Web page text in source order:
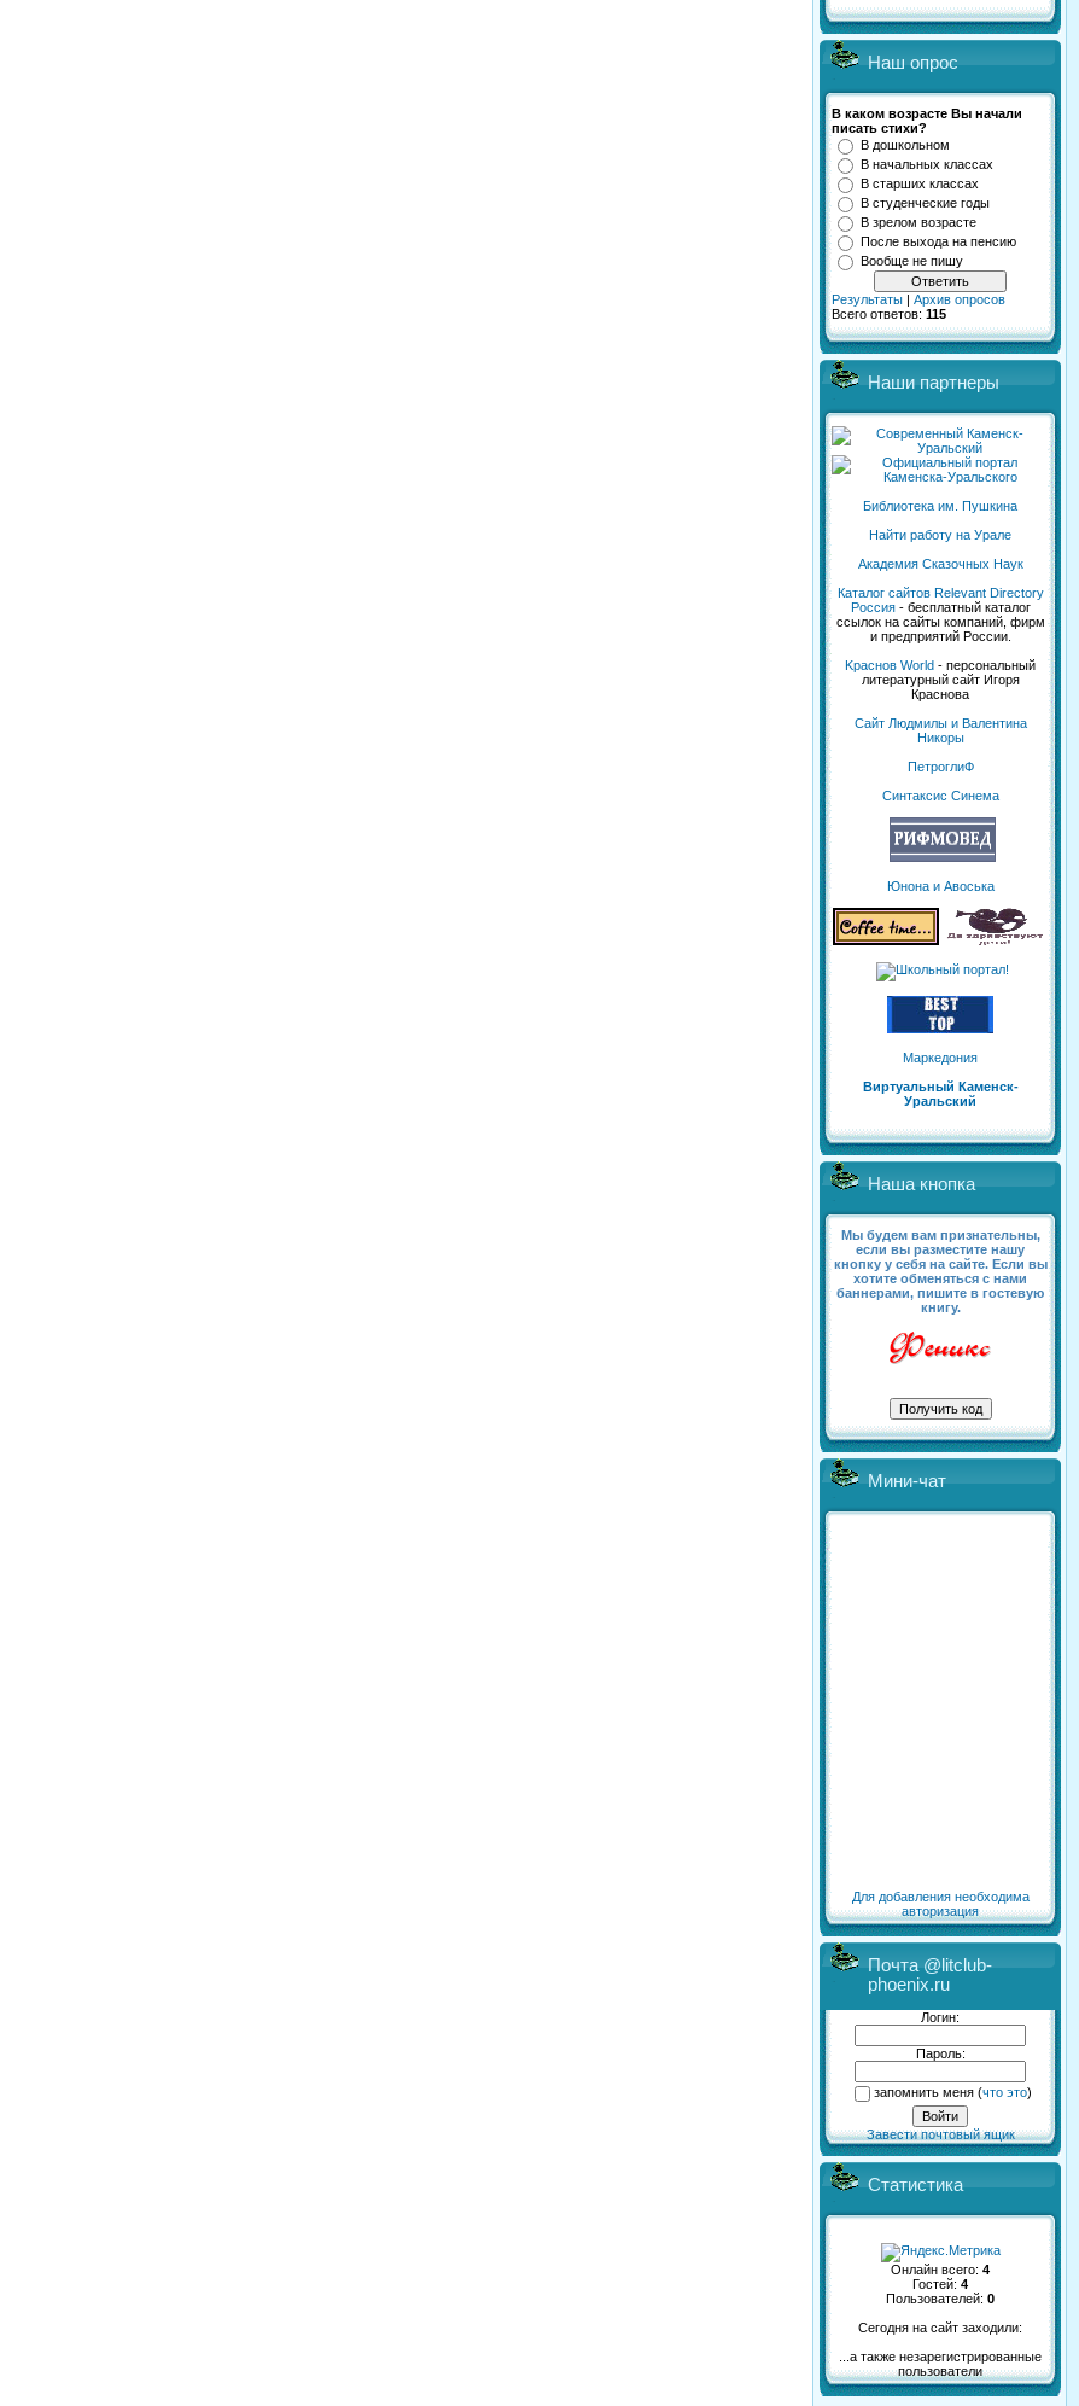
Наш опрос
В каком возрасте Вы начали
писать стихи?
В дошкольном
В начальных классах
В старших классах
В студенческие годы
В зрелом возрасте
После выхода на пенсию
Вообще не пишу
Результаты | Архив опросов
Всего ответов: 115
Наши партнеры
Библиотека им. Пушкина
Найти работу на Урале
Академия Сказочных Наук
Каталог сайтов Relevant Directory
Россия- бесплатный каталог
ссылок на сайты компаний, фирм
и предприятий России.
Kраснов World - персональный
литературный сайт Игоря
Краснова
Сайт Людмилы и Валентина
Никоры
ПетроглиФ
Синтаксис Синема
Юнона и Авоська
Маркедония
Виртуальный Каменск-
Уральский
Наша кнопка
Мы будем вам признательны,
если вы разместите нашу
кнопку у себя на сайте. Если вы
хотите обменяться с нами
баннерами, пишите в гостевую
книгу.
Мини-чат
Для добавления необходима
авторизация
Почта @litclub-
phoenix.ru
Логин:
Пароль:
запомнить меня(что это)
Завести почтовый ящик
Статистика
Онлайн всего: 4
Гостей: 4
Пользователей: 0
Сегодня на сайт заходили:
...а также незарегистрированные
пользователи